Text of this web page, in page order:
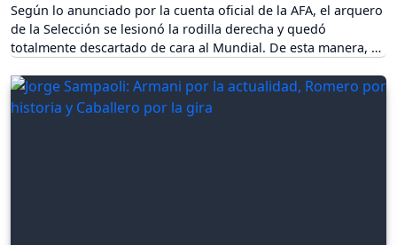
Según lo anunciado por la cuenta oficial de la AFA, el arquero
de la Selección se lesionó la rodilla derecha y quedó
totalmente descartado de cara al Mundial. De esta manera, se